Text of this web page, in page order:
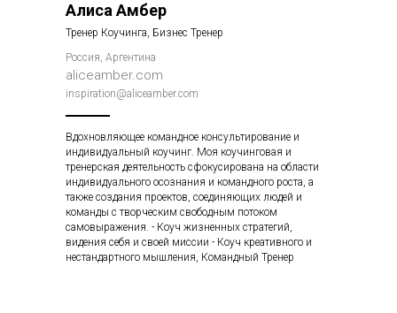
Алиса Амбер
Тренер Коучинга, Бизнес Тренер
Россия, Аргентина
aliceamber.com
inspiration@aliceamber.com
Вдохновляющее командное консультирование и
индивидуальный коучинг. Моя коучинговая и
тренерская деятельность сфокусирована на области
индивидуального осознания и командного роста, а
также создания проектов, соединяющих людей и
команды с творческим свободным потоком
самовыражения. - Коуч жизненных стратегий,
видения себя и своей миссии - Коуч креативного и
нестандартного мышления, Командный Тренер